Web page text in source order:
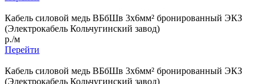
Кабель силовой медь ВБбШв 3x6мм² бронированный ЭКЗ
(Электрокабель Кольчугинский завод)
р./м
Перейти
Кабель силовой медь ВБбШв 3x6мм² бронированный ЭКЗ
(Электрокабель Кольчугинский завод)